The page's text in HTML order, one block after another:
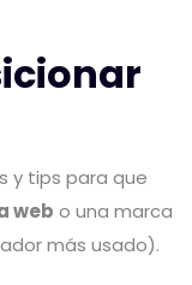
y tips para que
web o una marca
más usado).